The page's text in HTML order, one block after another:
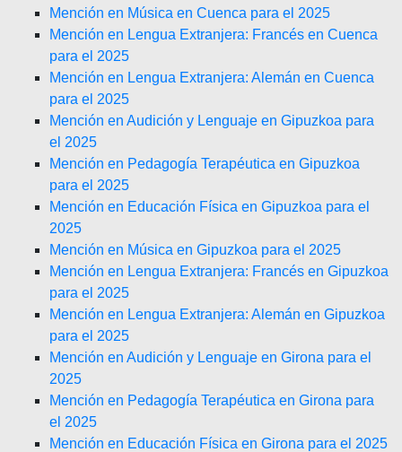
Mención en Música en Cuenca para el 2025
Mención en Lengua Extranjera: Francés en Cuenca
para el 2025
Mención en Lengua Extranjera: Alemán en Cuenca
para el 2025
Mención en Audición y Lenguaje en Gipuzkoa para
el 2025
Mención en Pedagogía Terapéutica en Gipuzkoa
para el 2025
Mención en Educación Física en Gipuzkoa para el
2025
Mención en Música en Gipuzkoa para el 2025
Mención en Lengua Extranjera: Francés en Gipuzkoa
para el 2025
Mención en Lengua Extranjera: Alemán en Gipuzkoa
para el 2025
Mención en Audición y Lenguaje en Girona para el
2025
Mención en Pedagogía Terapéutica en Girona para
el 2025
Mención en Educación Física en Girona para el 2025